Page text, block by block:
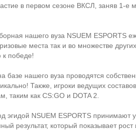
в первом сезоне ВКСЛ, заняв 1-е
нашего вуза NSUEM ESPORTS
места так и во множестве
к победе!
базе нашего вуза проводятся
Также, игроки ведущих
таким как CS:GO и DOTA 2.
эгидой NSUEM ESPORTS принимают
результат, который показывает